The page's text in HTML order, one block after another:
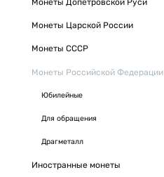
Монеты Допетровской Руси
Монеты Царской России
Монеты СССР
Монеты Российской Федерации
Юбилейные
Для обращения
Драгметалл
Иностранные монеты